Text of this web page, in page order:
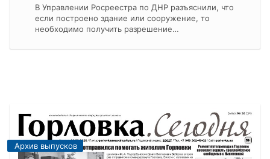
В Управлении Росреестра по ДНР разъяснили, что
если построено здание или сооружение, то
необходимо получить разрешение…
Архив выпусков